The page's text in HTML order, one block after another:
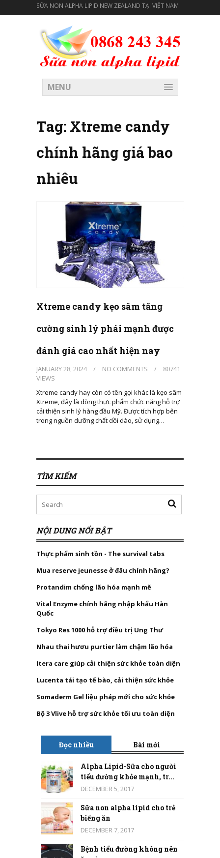
SỮA NON ALPHA LIPID NEW ZEALAND TẠI VIỆT NAM
MENU
Tag: Xtreme candy
chính hãng giá bao
nhiêu
Xtreme candy kẹo sâm tăng
cường sinh lý phái mạnh được
đánh giá cao nhất hiện nay
JANUARY 28, 2024 / NO COMMENTS /
80741
VIEWS
Xtreme candy hay còn có tên gọi khác là kẹo sâm
Xtreme, đây là dòng thực phẩm chức năng hỗ trợ
cải thiện sinh lý hàng đầu Mỹ. Được tích hợp bên
trong nguồn dưỡng chất dồi dào, sử dụng…
TÌM KIẾM
NỘI DUNG NỔI BẬT
Thực phẩm sinh tồn - The survival tabs
Mua reserve jeunesse ở đâu chính hãng?
Protandim chống lão hóa mạnh mẽ
Vital Enzyme chính hãng nhập khẩu Hàn
Quốc
Tokyo Res 1000 hỗ trợ điều trị Ung Thư
Nhau thai hươu purtier làm chậm lão hóa
Itera care giúp cải thiện sức khỏe toàn diện
Lucenta tái tạo tế bào, cải thiện sức khỏe
Somaderm Gel liệu pháp mới cho sức khỏe
Bộ 3 Vlive hỗ trợ sức khỏe tối ưu toàn diện
Đọc nhiều Bài mới
Alpha Lipid-Sữa cho người
tiểu đường khỏe mạnh, tr...
DECEMBER 5, 2017
Sữa non alpha lipid cho trẻ
biếng ăn
DECEMBER 7, 2017
Bệnh tiểu đường không nên